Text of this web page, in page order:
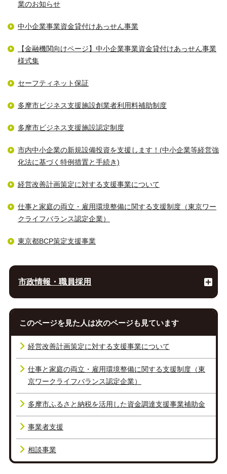
業のお知らせ
中小企業事業資金貸付けあっせん事業
【金融機関向けページ】中小企業事業資金貸付けあっせん事業
様式集
セーフティネット保証
多摩市ビジネス支援施設創業者利用料補助制度
多摩市ビジネス支援施設認定制度
市内中小企業の新規設備投資を支援します！(中小企業等経営強
化法に基づく特例措置と手続き)
経営改善計画策定に対する支援事業について
仕事と家庭の両立・雇用環境整備に関する支援制度（東京ワー
クライフバランス認定企業）
東京都BCP策定支援事業
市政情報・職員採用
このページを見た人は次のページも見ています
経営改善計画策定に対する支援事業について
仕事と家庭の両立・雇用環境整備に関する支援制度（東
京ワークライフバランス認定企業）
多摩市ふるさと納税を活用した資金調達支援事業補助金
事業者支援
相談事業